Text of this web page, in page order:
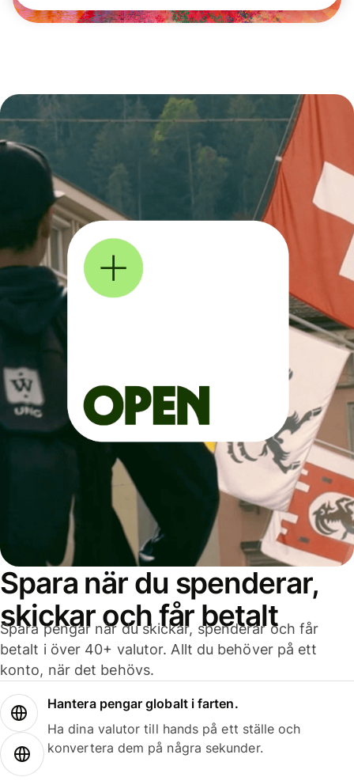
Spara när du spenderar,
skickar och får betalt
Spara pengar när du skickar, spenderar och får
betalt i över 40+ valutor. Allt du behöver på ett
konto, när det behövs.
Hantera pengar globalt i farten.
Ha dina valutor till hands på ett ställe och
konvertera dem på några sekunder.